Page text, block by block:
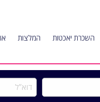
השכרת יאכטות המלצות
דוא”ל